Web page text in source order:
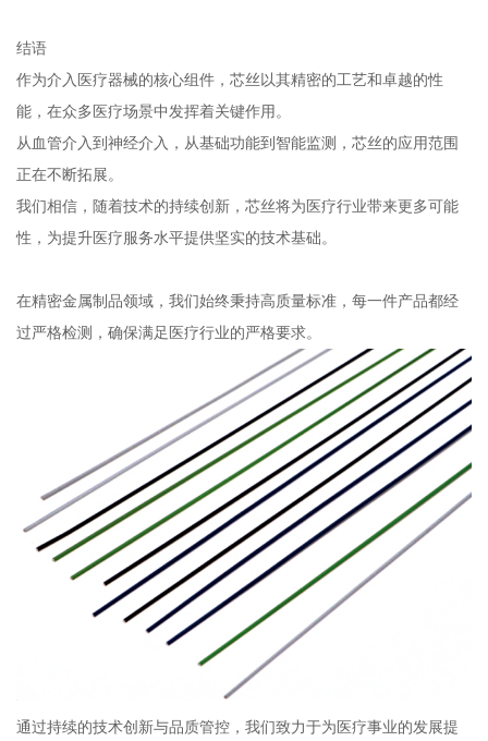
结语
作为介入医疗器械的核心组件，芯丝以其精密的工艺和卓越的性
能，在众多医疗场景中发挥着关键作用。
从血管介入到神经介入，从基础功能到智能监测，芯丝的应用范围
正在不断拓展。
我们相信，随着技术的持续创新，芯丝将为医疗行业带来更多可能
性，为提升医疗服务水平提供坚实的技术基础。
在精密金属制品领域，我们始终秉持高质量标准，每一件产品都经
过严格检测，确保满足医疗行业的严格要求。
通过持续的技术创新与品质管控，我们致力于为医疗事业的发展提